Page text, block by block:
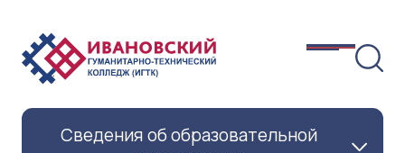
Сведения об образовательной